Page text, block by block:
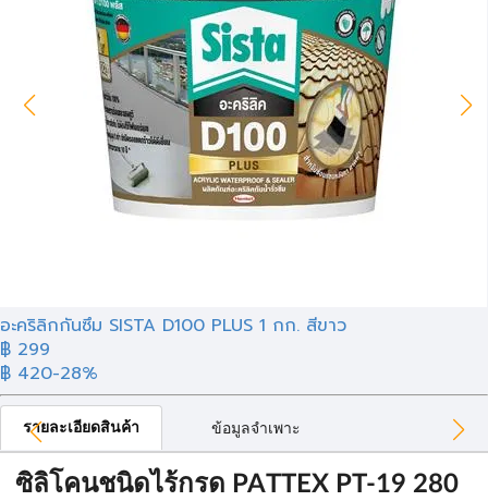
อะคริลิกกันซึม SISTA D100 PLUS 1 กก. สีขาว
฿ 299
฿ 420-28%
รายละเอียดสินค้า ข้อมูลจำเพาะ
ซิลิโคนชนิดไร้กรด PATTEX PT-19 280